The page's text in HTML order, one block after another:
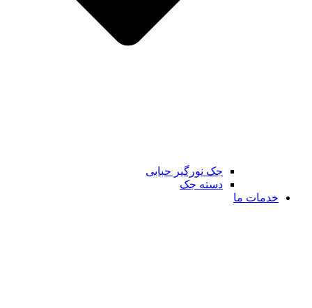
جک نورگیر حبابی
دسته جک
خدمات ما